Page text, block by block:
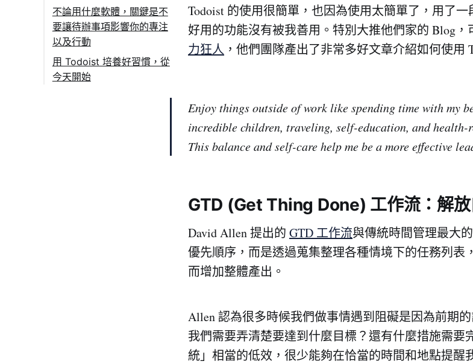
1. 多裝置跨平台只是基
本要求而已，隨處可用
才是差異化關鍵
2. 非常好用的快捷鍵
以及語法
不論用什麼軟體，關鍵是不
要讓待辦事項影響你的專注
以及行動
我是按照這樣的流程來
整理我自己的待辦事
用 Todoist 培養好習慣，從
今天開始
Todoist 的使用很簡單，也因為使用太簡單了，用了
好用的功能沒有被我善用。特別大推他們家的 Blog，
力狂人 ，他們團隊產出了非常多好文章介紹如何使用
Enjoy things outside of work like spending time with my
incredible children, traveling, self-education, and health-
This balance and self-care help me be a more effective
GTD (Get Thing Done) 工作流：解
David Allen 提出的 GTD 工作流與傳統時間管理最大
優先順序，而是透過蒐集整理各種情境下的任務列表
而增加整體產出。
Allen 認為很多時候我們做事情遇到阻礙是因為前期
我們需要弄清楚要達到什麼目標？還有什麼措施需要
統」相當的低效，很少能夠在恰當的時間和地點提醒